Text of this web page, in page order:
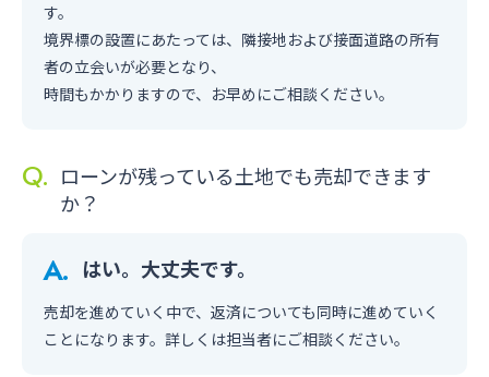
す。
境界標の設置にあたっては、隣接地および接面道路の所有
者の立会いが必要となり、
時間もかかりますので、お早めにご相談ください。
ローンが残っている土地でも売却できます
か？
はい。大丈夫です。
売却を進めていく中で、返済についても同時に進めていく
ことになります。詳しくは担当者にご相談ください。